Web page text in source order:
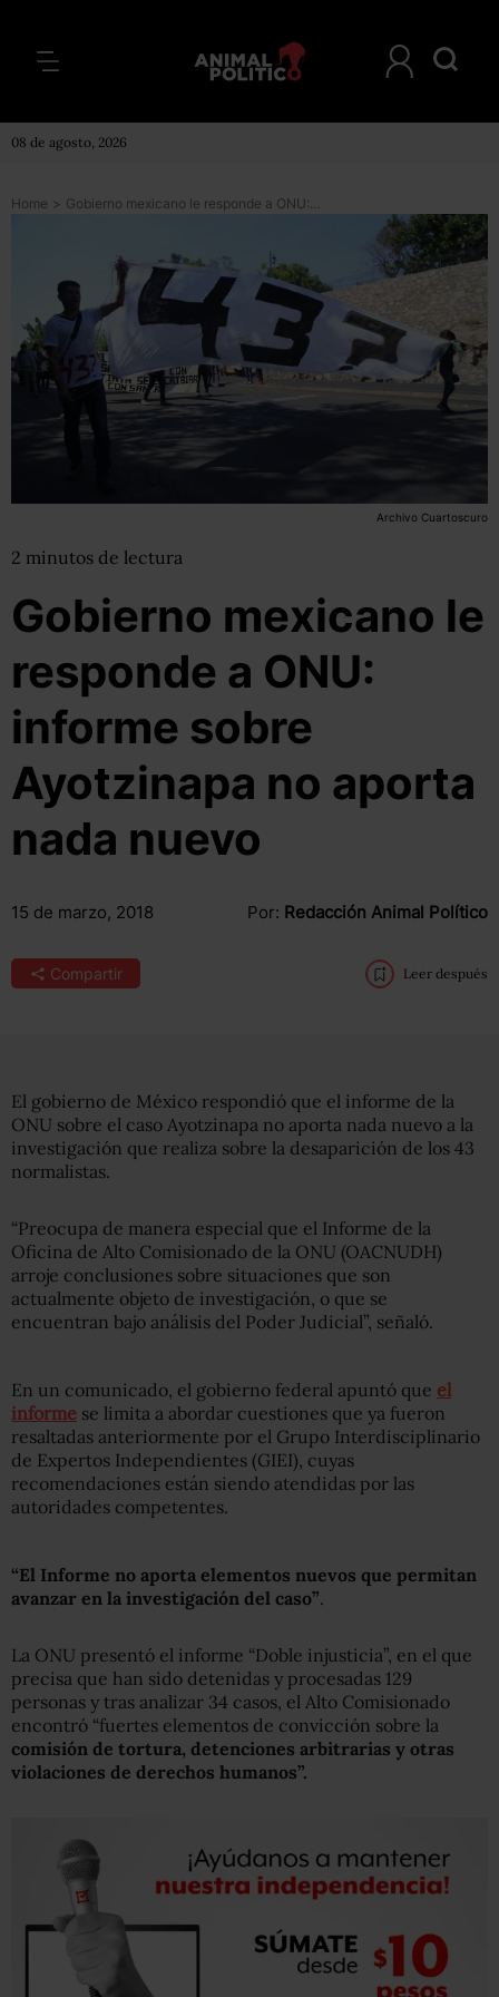
08 de agosto, 2026
Home > Gobierno mexicano le responde a ONU: informe sobre Ayotzinapa no aporta nada nuevo
Archivo Cuartoscuro
2 minutos de lectura
Gobierno mexicano le
responde a ONU:
informe sobre
Ayotzinapa no aporta
nada nuevo
15 de marzo, 2018 Por: Redacción Animal Político
Compartir Leer después
El gobierno de México respondió que el informe de la
ONU sobre el caso Ayotzinapa no aporta nada nuevo a la
investigación que realiza sobre la desaparición de los 43
normalistas.
“Preocupa de manera especial que el Informe de la
Oficina de Alto Comisionado de la ONU (OACNUDH)
arroje conclusiones sobre situaciones que son
actualmente objeto de investigación, o que se
encuentran bajo análisis del Poder Judicial”, señaló.
En un comunicado, el gobierno federal apuntó que el
informe se limita a abordar cuestiones que ya fueron
resaltadas anteriormente por el Grupo Interdisciplinario
de Expertos Independientes (GIEI), cuyas
recomendaciones están siendo atendidas por las
autoridades competentes.
“El Informe no aporta elementos nuevos que permitan
avanzar en la investigación del caso”.
La ONU presentó el informe “Doble injusticia”, en el que
precisa que han sido detenidas y procesadas 129
personas y tras analizar 34 casos, el Alto Comisionado
encontró “fuertes elementos de convicción sobre la
comisión de tortura, detenciones arbitrarias y otras
violaciones de derechos humanos”.